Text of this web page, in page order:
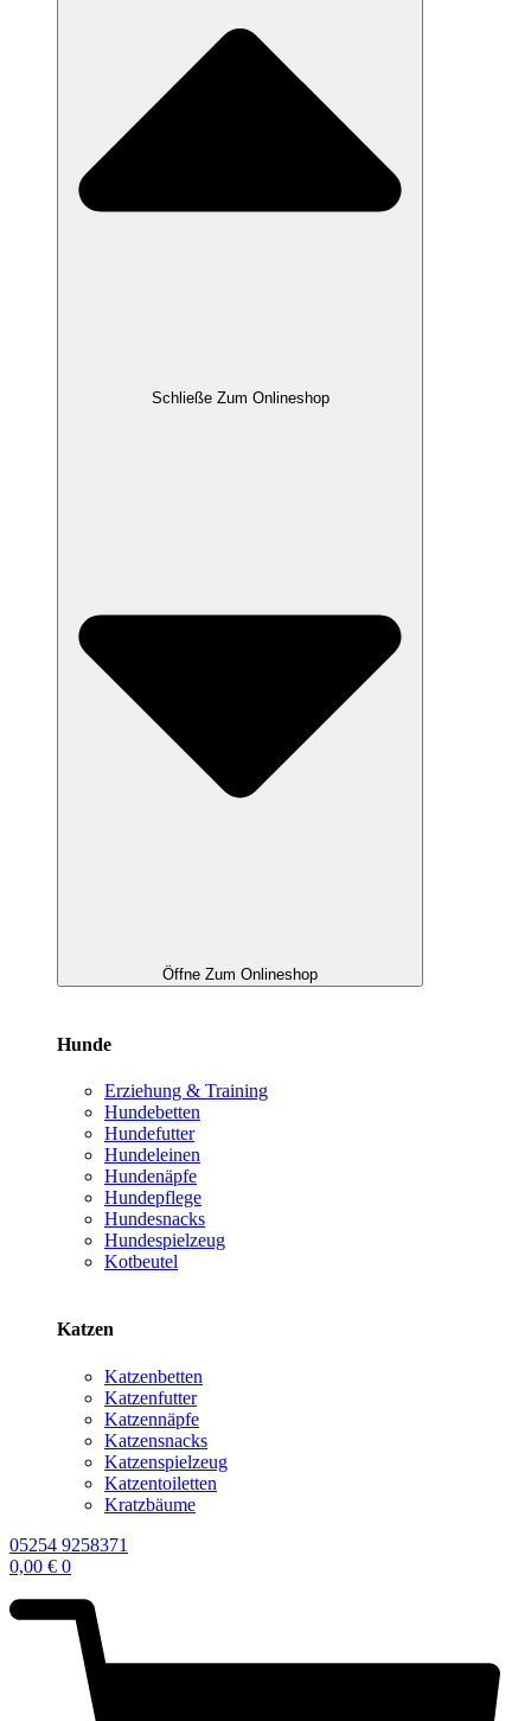
Schließe Zum Onlineshop
Öffne Zum Onlineshop
Hunde
Erziehung & Training
Hundebetten
Hundefutter
Hundeleinen
Hundenäpfe
Hundepflege
Hundesnacks
Hundespielzeug
Kotbeutel
Katzen
Katzenbetten
Katzenfutter
Katzennäpfe
Katzensnacks
Katzenspielzeug
Katzentoiletten
Kratzbäume
05254 9258371
0,00 € 0